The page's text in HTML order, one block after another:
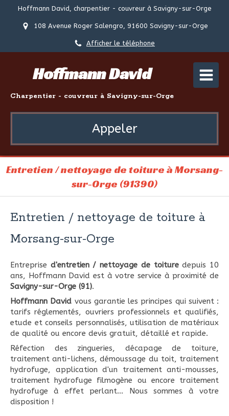
Hoffmann David, charpentier - couvreur à Savigny-sur-Orge
108 Avenue Roger Salengro, 91600 Savigny-sur-Orge
Afficher le téléphone
Hoffmann David
Charpentier - couvreur à Savigny-sur-Orge
Appeler
Entretien / nettoyage de toiture à Morsang-
sur-Orge (91390)
Entretien / nettoyage de toiture à
Morsang-sur-Orge
Entreprise d'entretien / nettoyage de toituredepuis 10
ans, Hoffmann David est à votre service à proximité de
Savigny-sur-Orge (91).
Hoffmann David vous garantie les principes qui suivent :
tarifs réglementés, ouvriers professionnels et qualifiés,
etude et conseils personnalisés, utilisation de matériaux
de qualité ou encore devis gratuit, détaillé et rapide.
Réfection des zingueries, décapage de toiture,
traitement anti-lichens, démoussage du toit, traitement
hydrofuge, application d'un traitement anti-mousses,
traitement hydrofuge filmogène ou encore traitement
hydrofuge à effet perlant... Nous sommes à votre
disposition !